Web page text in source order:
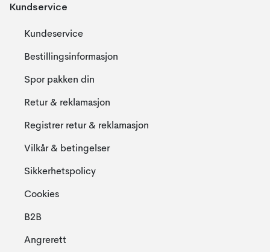
Kundservice
Kundeservice
Bestillingsinformasjon
Spor pakken din
Retur & reklamasjon
Registrer retur & reklamasjon
Vilkår & betingelser
Sikkerhetspolicy
Cookies
B2B
Angrerett